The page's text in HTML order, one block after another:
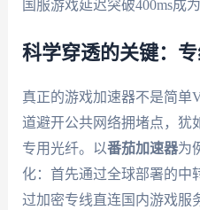
国服游戏延迟突破400ms成为
科学穿透的关键：
真正的游戏加速器不是简单
道避开公共网络拥堵点，犹
专用光纤。以番茄加速器为
化：首先通过全球部署的中
过加密专线直连国内游戏服